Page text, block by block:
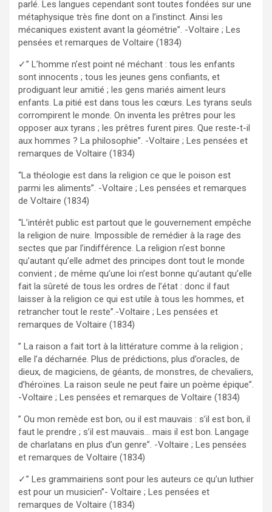
parlé. Les langues cependant sont toutes fondées sur une
métaphysique très fine dont on a l’instinct. Ainsi les
mécaniques existent avant la géométrie”. -Voltaire ; Les
pensées et remarques de Voltaire (1834)
✓” L’homme n’est point né méchant : tous les enfants
sont innocents ; tous les jeunes gens confiants, et
prodiguant leur amitié ; les gens mariés aiment leurs
enfants. La pitié est dans tous les cœurs. Les tyrans seuls
corrompirent le monde. On inventa les prêtres pour les
opposer aux tyrans ; les prêtres furent pires. Que reste-t-il
aux hommes ? La philosophie”. -Voltaire ; Les pensées et
remarques de Voltaire (1834)
“La théologie est dans la religion ce que le poison est
parmi les aliments”. -Voltaire ; Les pensées et remarques
de Voltaire (1834)
“L’intérêt public est partout que le gouvernement empêche
la religion de nuire. Impossible de remédier à la rage des
sectes que par l’indifférence. La religion n’est bonne
qu’autant qu’elle admet des principes dont tout le monde
convient ; de même qu’une loi n’est bonne qu’autant qu’elle
fait la sûreté de tous les ordres de l’état : donc il faut
laisser à la religion ce qui est utile à tous les hommes, et
retrancher tout le reste”.-Voltaire ; Les pensées et
remarques de Voltaire (1834)
” La raison a fait tort à la littérature comme à la religion ;
elle l’a décharnée. Plus de prédictions, plus d’oracles, de
dieux, de magiciens, de géants, de monstres, de chevaliers,
d’héroïnes. La raison seule ne peut faire un poème épique”.
-Voltaire ; Les pensées et remarques de Voltaire (1834)
” Ou mon remède est bon, ou il est mauvais : s’il est bon, il
faut le prendre ; s’il est mauvais… mais il est bon. Langage
de charlatans en plus d’un genre”. -Voltaire ; Les pensées
et remarques de Voltaire (1834)
✓” Les grammairiens sont pour les auteurs ce qu’un luthier
est pour un musicien”- Voltaire ; Les pensées et
remarques de Voltaire (1834)